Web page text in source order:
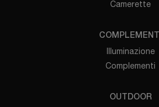
Camerette
COMPLEMENTI
Illuminazione
Complementi
OUTDOOR